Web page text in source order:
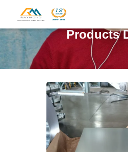
Products